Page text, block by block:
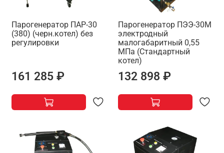
Парогенератор ПАР-30
(380) (черн.котел) без
регулировки
161 285 ₽
Парогенератор ПЭЭ-30М
электродный
малогабаритный 0,55
МПа (Стандартный
котел)
132 898 ₽